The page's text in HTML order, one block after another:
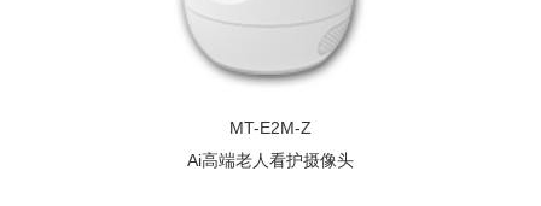
MT-E2M-Z
Ai高端老人看护摄像头